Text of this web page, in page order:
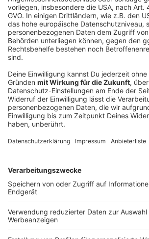
trotzdem knapp Rekord
Der Münchner Apnoetaucher Minja
mit einem Atemzug auf 85 Meter –
bleibt knapp unerreicht. Warum der
DEINE GEMERKTEN ARTIKEL
Du hast dir noch keine Artikel
Markiere sie hierfür mit einem